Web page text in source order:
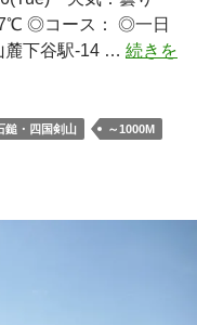
◎コース： ◎一日
麓下谷駅-14 … 続きを
鎚・四国剣山
～1000M